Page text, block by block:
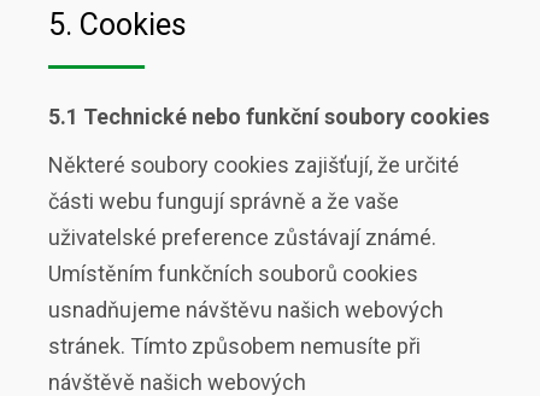
5. Cookies
5.1 Technické nebo funkční soubory cookies
Některé soubory cookies zajišťují, že určité
části webu fungují správně a že vaše
uživatelské preference zůstávají známé.
Umístěním funkčních souborů cookies
usnadňujeme návštěvu našich webových
stránek. Tímto způsobem nemusíte při
návštěvě našich webových